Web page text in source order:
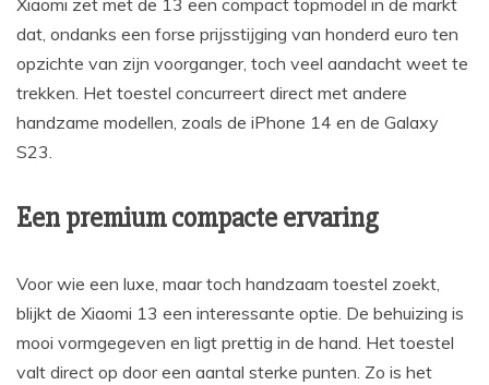
Xiaomi zet met de 13 een compact topmodel in de markt
dat, ondanks een forse prijsstijging van honderd euro ten
opzichte van zijn voorganger, toch veel aandacht weet te
trekken. Het toestel concurreert direct met andere
handzame modellen, zoals de iPhone 14 en de Galaxy
S23.
Een premium compacte ervaring
Voor wie een luxe, maar toch handzaam toestel zoekt,
blijkt de Xiaomi 13 een interessante optie. De behuizing is
mooi vormgegeven en ligt prettig in de hand. Het toestel
valt direct op door een aantal sterke punten. Zo is het